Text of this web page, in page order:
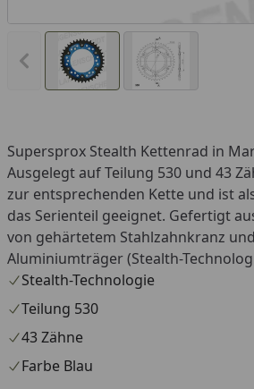
Vorheriges Bild anzeigen
Supersprox Stealth Kettenrad in
Ausgelegt auf Teilung 530 und 43
zur entsprechenden Kette und ist
das Serienteil geeignet. Gefertigt
von gehärtetem Stahlzahnkranz
Aluminiumträger (Stealth-
Stealth-Technologie
Teilung 530
43 Zähne
Farbe Blau